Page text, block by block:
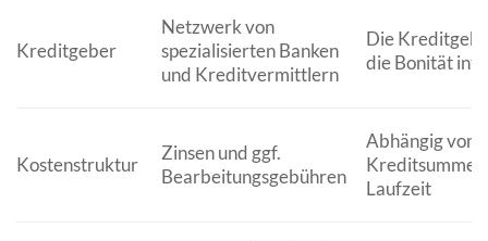
Kreditgeber
Netzwerk von
spezialisierten Banken
und Kreditvermittlern
Die
die Bonität
Kostenstruktur
Zinsen und ggf.
Bearbeitungsgebühren
Abhängig von
Kreditsumme
Laufzeit